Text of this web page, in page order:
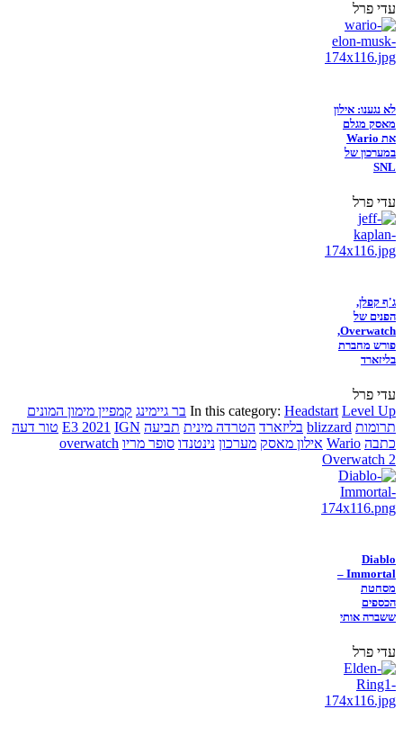
עדי פרל
לא נגענו: אילון
מאסק מגלם
את Wario
במערכון של
SNL
עדי פרל
ג'ף קפלן,
הפנים של
Overwatch,
פורש מחברת
בליזארד
עדי פרל
In this category: Headstart Level Up בר גיימינג קמפיין מימון המונים
תרומות blizzard בליזארד הטרדה מינית תביעה E3 2021 IGN
טור דעה
כתבה Wario אילון מאסק מערכון נינטנדו סופר מריו overwatch
Overwatch 2
Diablo
Immortal –
מסחטת
הכספים
ששברה אותי
עדי פרל